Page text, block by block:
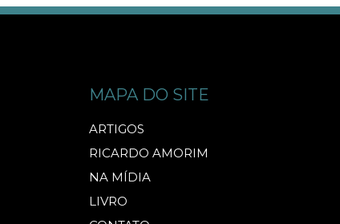
MAPA DO SITE
ARTIGOS
RICARDO AMORIM
NA MÍDIA
LIVRO